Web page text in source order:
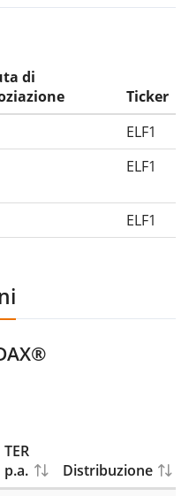
di
Ticker
ELF1
ELF1
ELF1
TER
p.a.
Distribuzione